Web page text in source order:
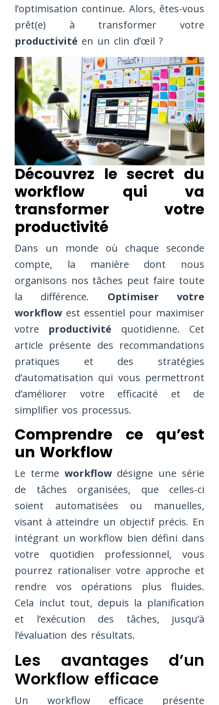
l’optimisation continue. Alors, êtes-vous
prêt(e) à transformer votre
productivité en un clin d’œil ?
Découvrez le secret du
workflow qui va
transformer votre
productivité
Dans un monde où chaque seconde
compte, la manière dont nous
organisons nos tâches peut faire toute
la différence. Optimiser votre
workflow est essentiel pour maximiser
votre productivité quotidienne. Cet
article présente des recommandations
pratiques et des stratégies
d’automatisation qui vous permettront
d’améliorer votre efficacité et de
simplifier vos processus.
Comprendre ce qu’est
un Workflow
Le terme workflowdésigne une série
de tâches organisées, que celles-ci
soient automatisées ou manuelles,
visant à atteindre un objectif précis. En
intégrant un workflow bien défini dans
votre quotidien professionnel, vous
pourrez rationaliser votre approche et
rendre vos opérations plus fluides.
Cela inclut tout, depuis la planification
et l’exécution des tâches, jusqu’à
l’évaluation des résultats.
Les avantages d’un
Workflow efficace
Un workflow efficace présente